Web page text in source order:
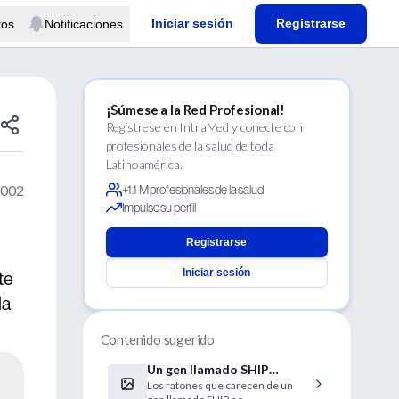
Notificaciones Iniciar sesión Registrarse
¡Súmese a la Red Profesional!
Regístrese en IntraMed y conecte con
profesionales de la salud de toda
Latinoamérica.
+1.1 M profesionales de la salud
Impulse su perfil
Registrarse
Iniciar sesión
Contenido sugerido
Un gen llamado SHIP
elimina en ratones el
Los ratones que carecen de un